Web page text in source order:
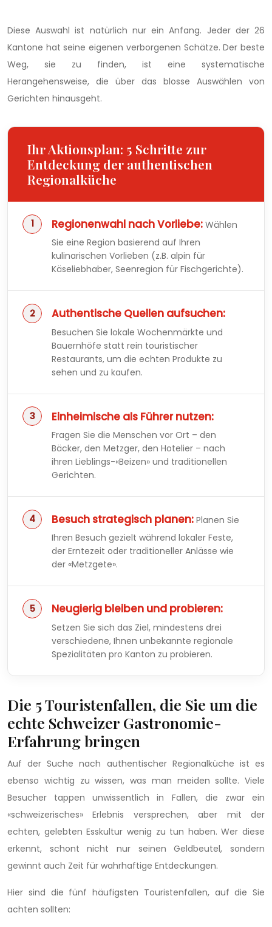
Diese Auswahl ist natürlich nur ein Anfang. Jeder der 26
Kantone hat seine eigenen verborgenen Schätze. Der beste
Weg, sie zu finden, ist eine systematische
Herangehensweise, die über das blosse Auswählen von
Gerichten hinausgeht.
Ihr Aktionsplan: 5 Schritte zur
Entdeckung der authentischen
Regionalküche
Regionenwahl nach Vorliebe: Wählen
Sie eine Region basierend auf Ihren
kulinarischen Vorlieben (z.B. alpin für
Käseliebhaber, Seenregion für Fischgerichte).
Authentische Quellen aufsuchen:
Besuchen Sie lokale Wochenmärkte und
Bauernhöfe statt rein touristischer
Restaurants, um die echten Produkte zu
sehen und zu kaufen.
Einheimische als Führer nutzen:
Fragen Sie die Menschen vor Ort – den
Bäcker, den Metzger, den Hotelier – nach
ihren Lieblings-«Beizen» und traditionellen
Gerichten.
Besuch strategisch planen: Planen Sie
Ihren Besuch gezielt während lokaler Feste,
der Erntezeit oder traditioneller Anlässe wie
der «Metzgete».
Neugierig bleiben und probieren:
Setzen Sie sich das Ziel, mindestens drei
verschiedene, Ihnen unbekannte regionale
Spezialitäten pro Kanton zu probieren.
Die 5 Touristenfallen, die Sie um die
echte Schweizer Gastronomie-
Erfahrung bringen
Auf der Suche nach authentischer Regionalküche ist es
ebenso wichtig zu wissen, was man meiden sollte. Viele
Besucher tappen unwissentlich in Fallen, die zwar ein
«schweizerisches» Erlebnis versprechen, aber mit der
echten, gelebten Esskultur wenig zu tun haben. Wer diese
erkennt, schont nicht nur seinen Geldbeutel, sondern
gewinnt auch Zeit für wahrhaftige Entdeckungen.
Hier sind die fünf häufigsten Touristenfallen, auf die Sie
achten sollten: